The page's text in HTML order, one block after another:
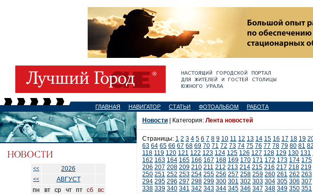
ГЛАВНАЯ НАВИГАТОР СТАТЬИ ФОТОАЛЬБОМ РАБОТА
<< 2026
<<
АВГУСТ
пн
вт ср чт пт сб
вс
Новости | Категория: Лента новостей
Страницы: 1 2 3 4 5 6 7 8 9 10 11 12 13 14 15 16 17 18 19
63 64 65 66 67 68 69 70 71 72 73 74 75 76 77 78 79 80 81 82
118 119 120 121 122 123 124 125 126 127 128 129 130 131
162 163 164 165 166 167 168 169 170 171 172 173 174 175
206 207 208 209 210 211 212 213 214 215 216 217 218 219
250 251 252 253 254 255 256 257 258 259 260 261 262 263
294 295 296 297 298 299 300 301 302 303 304 305 306 307
338 339 340 341 342 343 344 345 346 347 348 349 350 351